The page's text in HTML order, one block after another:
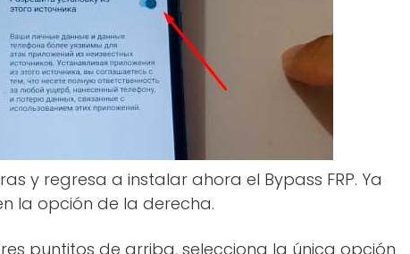
y regresa a instalar ahora el Bypass FRP. Ya
la opción de la derecha.
puntitos de arriba, selecciona la única opción